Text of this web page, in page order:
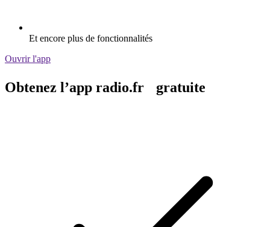
Et encore plus de fonctionnalités
Ouvrir l'app
Obtenez l’app radio.fr gratuite